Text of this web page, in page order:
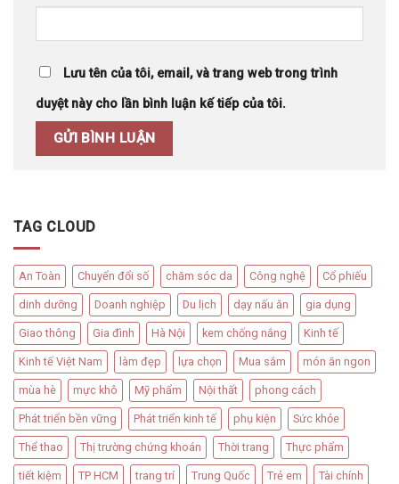
Lưu tên của tôi, email, và trang web trong trình
duyệt này cho lần bình luận kế tiếp của tôi.
TAG CLOUD
An Toàn Chuyển đổi số chăm sóc da Công nghệ Cổ phiếu
dinh dưỡng Doanh nghiệp Du lịch dạy nấu ăn gia dụng
Giao thông Gia đình Hà Nội kem chống nắng Kinh tế
Kinh tế Việt Nam làm đẹp lựa chọn Mua sắm món ăn ngon
mùa hè mực khô Mỹ phẩm Nội thất phong cách
Phát triển bền vững Phát triển kinh tế phụ kiện Sức khỏe
Thể thao Thị trường chứng khoán Thời trang Thực phẩm
tiết kiệm TP HCM trang trí Trung Quốc Trẻ em Tài chính